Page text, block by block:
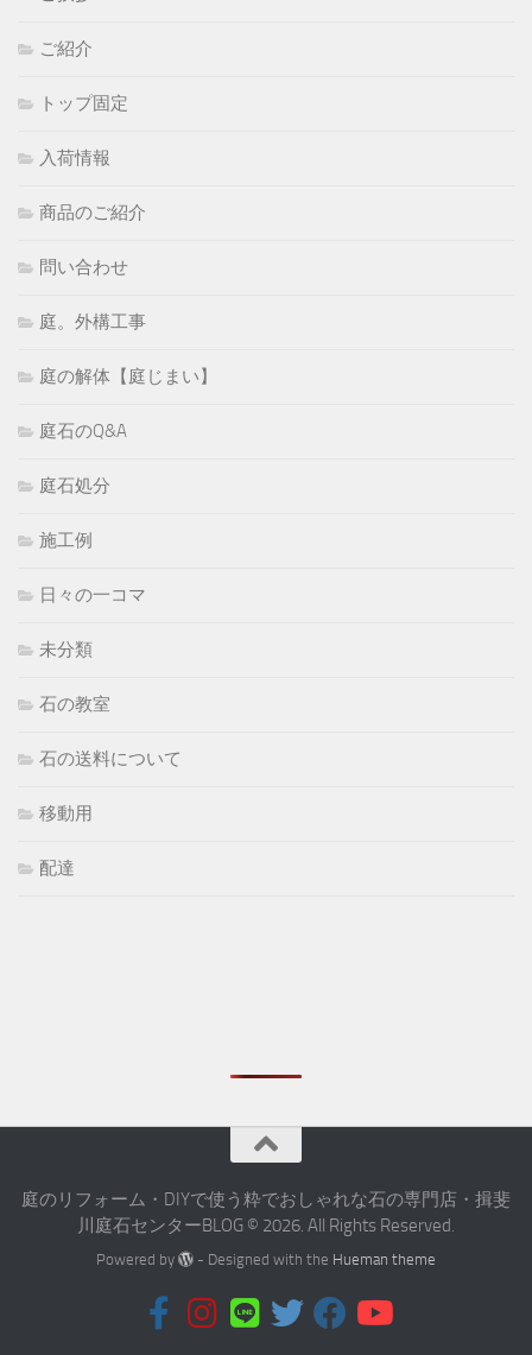
ご紹介
トップ固定
入荷情報
商品のご紹介
問い合わせ
庭。外構工事
庭の解体【庭じまい】
庭石のQ&A
庭石処分
施工例
日々の一コマ
未分類
石の教室
石の送料について
移動用
配達
庭のリフォーム・DIYで使う粋でおしゃれな石の専門店・揖斐
川庭石センターBLOG © 2026. All Rights Reserved.
Powered by - Designed with the Hueman theme